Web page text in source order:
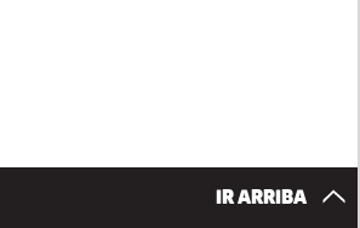
IR ARRIBA